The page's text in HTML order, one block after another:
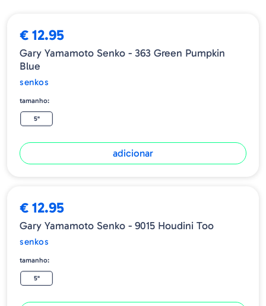
€ 12.95
Gary Yamamoto Senko - 363 Green Pumpkin
Blue
senkos
tamanho:
5"
adicionar
€ 12.95
Gary Yamamoto Senko - 9015 Houdini Too
senkos
tamanho:
5"